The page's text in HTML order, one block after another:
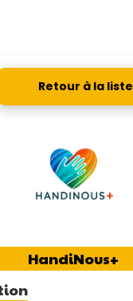
Retour à la liste
HandiNous+